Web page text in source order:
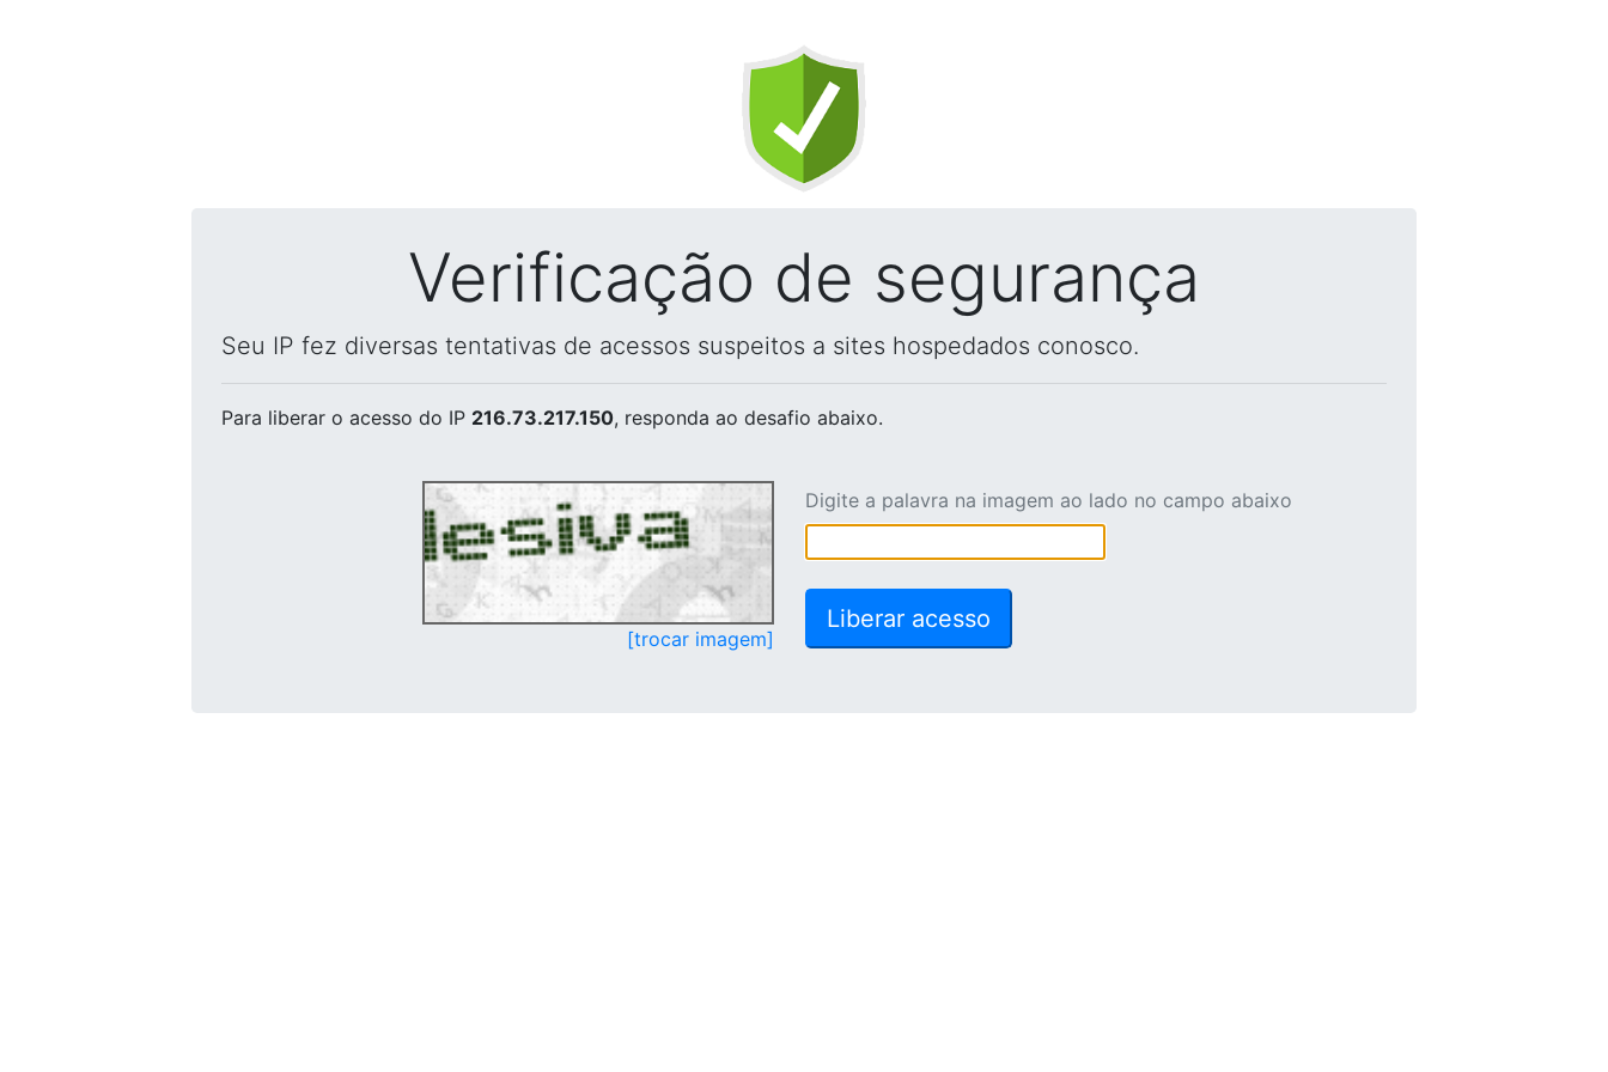
Verificação de segurança
Seu IP fez diversas tentativas de acessos suspeitos a sites hospedados conosco.
Para liberar o acesso do IP 216.73.217.150, responda ao desafio abaixo.
[trocar imagem]
Digite a palavra na imagem ao lado no campo abaixo